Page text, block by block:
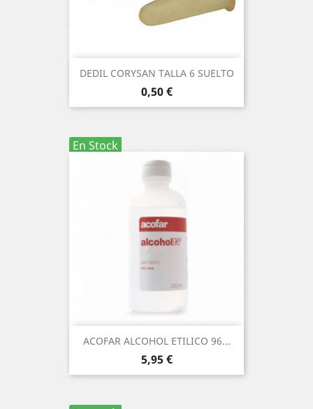
DEDIL CORYSAN TALLA 6 SUELTO
Precio
0,50 €
En Stock
ACOFAR ALCOHOL ETILICO 96...
Precio
5,95 €